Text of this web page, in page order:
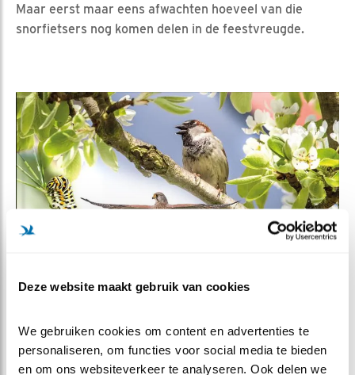
Deze website maakt gebruik van cookies
We gebruiken cookies om content en advertenties te
personaliseren, om functies voor social media te bieden
en om ons websiteverkeer te analyseren. Ook delen we
Maar eerst maar eens afwachten hoeveel van die
snorfietsers nog komen delen in de feestvreugde.